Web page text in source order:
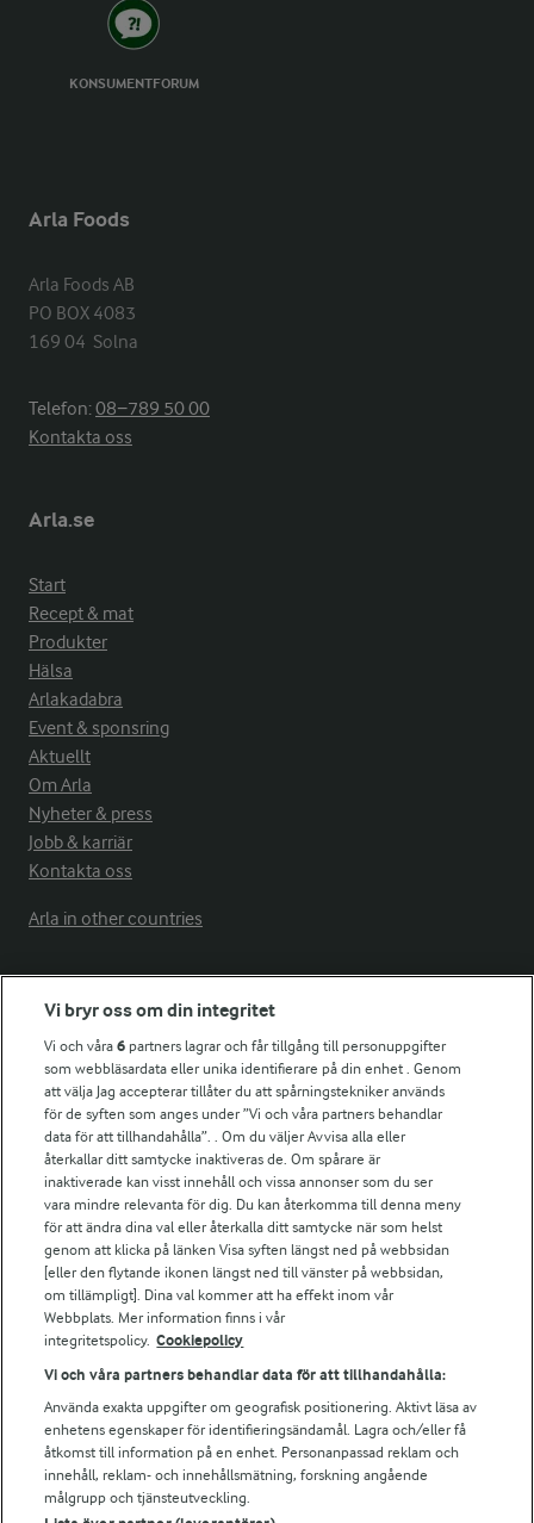
KONSUMENTFORUM
Arla Foods
Arla Foods AB
PO BOX 4083
169 04  Solna
Telefon:08−789 50 00
Kontakta oss
Arla.se
Start
Recept & mat
Produkter
Hälsa
Arlakadabra
Event & sponsring
Aktuellt
Om Arla
Nyheter & press
Jobb & karriär
Kontakta oss
Arla in other countries
Fler Arlasajter
För ägare
Arlas kundportal
Arla.com
Falbygdens Ost
Arla webbshop
Bildbank
Följ oss
Vi bryr oss om din integritet
Vi och våra6 partners lagrar och får tillgång till personuppgifter
som webbläsardata eller unika identifierare på din enhet . Genom
att välja Jag accepterar tillåter du att spårningstekniker används
för de syften som anges under ”Vi och våra partners behandlar
data för att tillhandahålla”. . Om du väljer Avvisa alla eller
återkallar ditt samtycke inaktiveras de. Om spårare är
inaktiverade kan visst innehåll och vissa annonser som du ser
vara mindre relevanta för dig. Du kan återkomma till denna meny
för att ändra dina val eller återkalla ditt samtycke när som helst
genom att klicka på länken Visa syften längst ned på webbsidan
[eller den flytande ikonen längst ned till vänster på webbsidan,
om tillämpligt]. Dina val kommer att ha effekt inom vår
Webbplats. Mer information finns i vår
integritetspolicy. Cookiepolicy
Vi och våra partners behandlar data för att tillhandahålla:
Använda exakta uppgifter om geografisk positionering. Aktivt läsa av
enhetens egenskaper för identifieringsändamål. Lagra och/eller få
åtkomst till information på en enhet. Personanpassad reklam och
innehåll, reklam- och innehållsmätning, forskning angående
målgrupp och tjänsteutveckling.